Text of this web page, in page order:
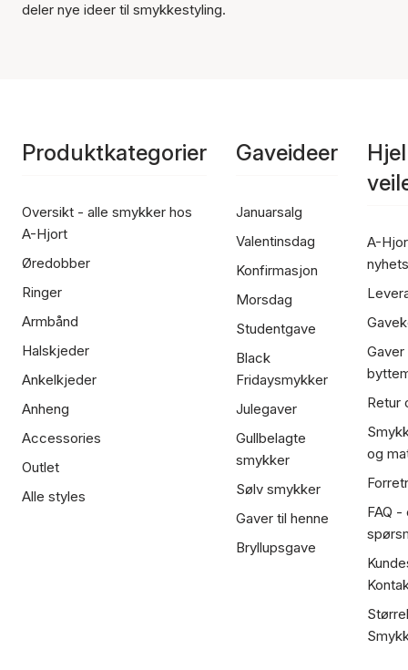
deler nye ideer til smykkestyling.
Produktkategorier
Oversikt - alle smykker hos
A-Hjort
Øredobber
Ringer
Armbånd
Halskjeder
Ankelkjeder
Anheng
Accessories
Outlet
Alle styles
Gaveideer
Januarsalg
Valentinsdag
Konfirmasjon
Morsdag
Studentgave
Black
Fridaysmykker
Julegaver
Gullbelagte
smykker
Sølv smykker
Gaver til henne
Bryllupsgave
A-
Retur
og
FAQ